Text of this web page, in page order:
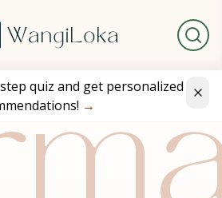
quiz and get personalized
→